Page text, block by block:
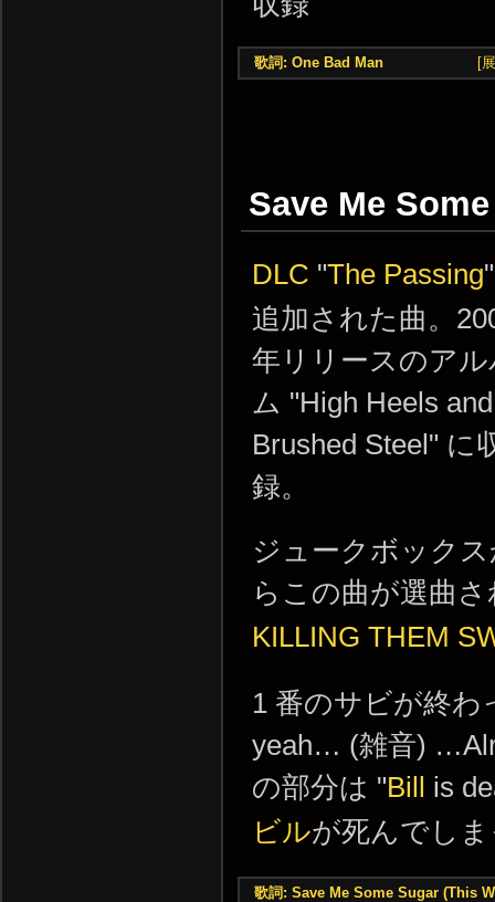
歌詞: One Bad Man [
Save Me
DLC "The Passing
追加された曲。
年リリースのアル
ム "High Heels and
Brushed Steel" に
録。
ジュークボック
らこの曲が選曲
KILLING THEM
1 番のサビが終わ
yeah… (雑音)
の部分は "Bill is
ビルが死んでし
歌詞: Save Me Some Sugar (This